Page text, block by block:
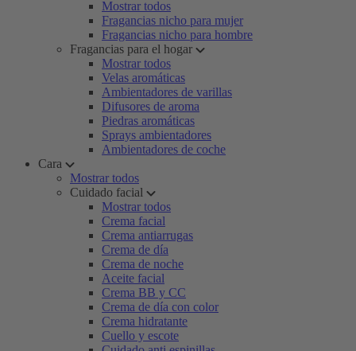
Mostrar todos
Fragancias nicho para mujer
Fragancias nicho para hombre
Fragancias para el hogar
Mostrar todos
Velas aromáticas
Ambientadores de varillas
Difusores de aroma
Piedras aromáticas
Sprays ambientadores
Ambientadores de coche
Cara
Mostrar todos
Cuidado facial
Mostrar todos
Crema facial
Crema antiarrugas
Crema de día
Crema de noche
Aceite facial
Crema BB y CC
Crema de día con color
Crema hidratante
Cuello y escote